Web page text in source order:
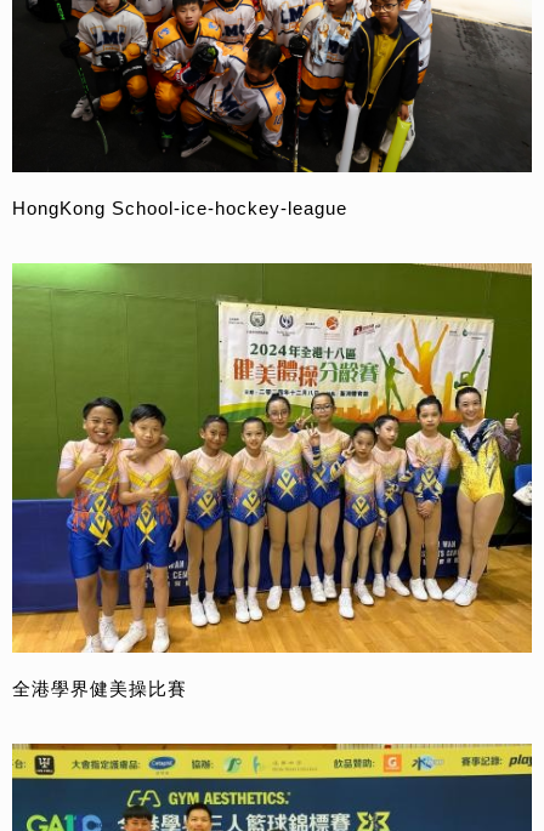
HongKong School-ice-hockey-league
全港學界健美操比賽